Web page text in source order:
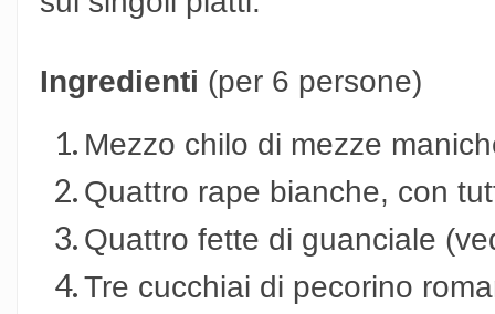
Ingredienti (per 6 persone)
Mezzo chilo di mezze
Quattro rape bianche, con
Quattro fette di guanciale
Tre cucchiai di pecorino